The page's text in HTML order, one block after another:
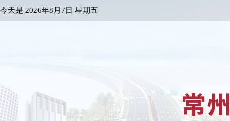
今天是 2026年8月7日 星期五